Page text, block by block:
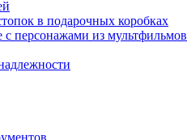
в подарочных коробках
персонажами из мультфильмов